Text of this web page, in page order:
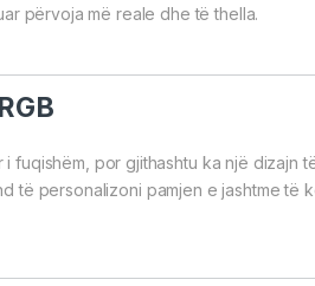
përvoja më reale dhe të thella.
i fuqishëm, por gjithashtu ka një dizajn
të personalizoni pamjen e jashtme të